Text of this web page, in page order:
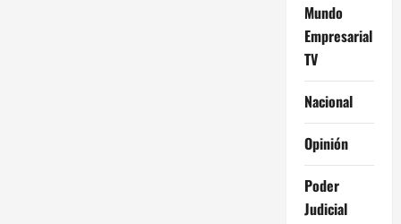
Mundo
Empresarial
TV
Nacional
Opinión
Poder
Judicial